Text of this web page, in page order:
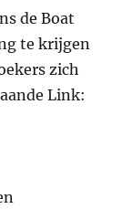
de Boat
te krijgen
zich
Link: